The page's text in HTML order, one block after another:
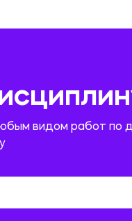
видом работ по